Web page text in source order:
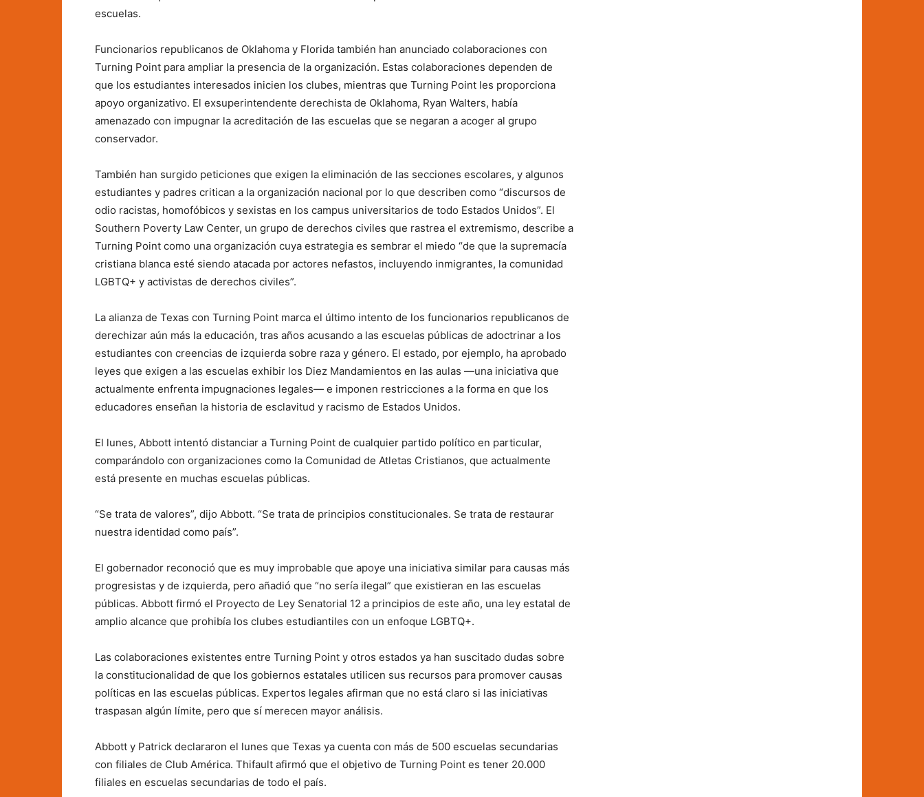
escuelas.
Funcionarios republicanos de Oklahoma y Florida también han anunciado colaboraciones con
Turning Point para ampliar la presencia de la organización. Estas colaboraciones dependen de
que los estudiantes interesados ​​inicien los clubes, mientras que Turning Point les proporciona
apoyo organizativo. El exsuperintendente derechista de Oklahoma, Ryan Walters, había
amenazado con impugnar la acreditación de las escuelas que se negaran a acoger al grupo
conservador.
También han surgido peticiones que exigen la eliminación de las secciones escolares, y algunos
estudiantes y padres critican a la organización nacional por lo que describen como “discursos de
odio racistas, homofóbicos y sexistas en los campus universitarios de todo Estados Unidos”. El
Southern Poverty Law Center, un grupo de derechos civiles que rastrea el extremismo, describe a
Turning Point como una organización cuya estrategia es sembrar el miedo “de que la supremacía
cristiana blanca esté siendo atacada por actores nefastos, incluyendo inmigrantes, la comunidad
LGBTQ+ y activistas de derechos civiles”.
La alianza de Texas con Turning Point marca el último intento de los funcionarios republicanos de
derechizar aún más la educación, tras años acusando a las escuelas públicas de adoctrinar a los
estudiantes con creencias de izquierda sobre raza y género. El estado, por ejemplo, ha aprobado
leyes que exigen a las escuelas exhibir los Diez Mandamientos en las aulas —una iniciativa que
actualmente enfrenta impugnaciones legales— e imponen restricciones a la forma en que los
educadores enseñan la historia de esclavitud y racismo de Estados Unidos.
El lunes, Abbott intentó distanciar a Turning Point de cualquier partido político en particular,
comparándolo con organizaciones como la Comunidad de Atletas Cristianos, que actualmente
está presente en muchas escuelas públicas.
“Se trata de valores”, dijo Abbott. “Se trata de principios constitucionales. Se trata de restaurar
nuestra identidad como país”.
El gobernador reconoció que es muy improbable que apoye una iniciativa similar para causas más
progresistas y de izquierda, pero añadió que “no sería ilegal” que existieran en las escuelas
públicas. Abbott firmó el Proyecto de Ley Senatorial 12 a principios de este año, una ley estatal de
amplio alcance que prohibía los clubes estudiantiles con un enfoque LGBTQ+.
Las colaboraciones existentes entre Turning Point y otros estados ya han suscitado dudas sobre
la constitucionalidad de que los gobiernos estatales utilicen sus recursos para promover causas
políticas en las escuelas públicas. Expertos legales afirman que no está claro si las iniciativas
traspasan algún límite, pero que sí merecen mayor análisis.
Abbott y Patrick declararon el lunes que Texas ya cuenta con más de 500 escuelas secundarias
con filiales de Club América. Thifault afirmó que el objetivo de Turning Point es tener 20.000
filiales en escuelas secundarias de todo el país.